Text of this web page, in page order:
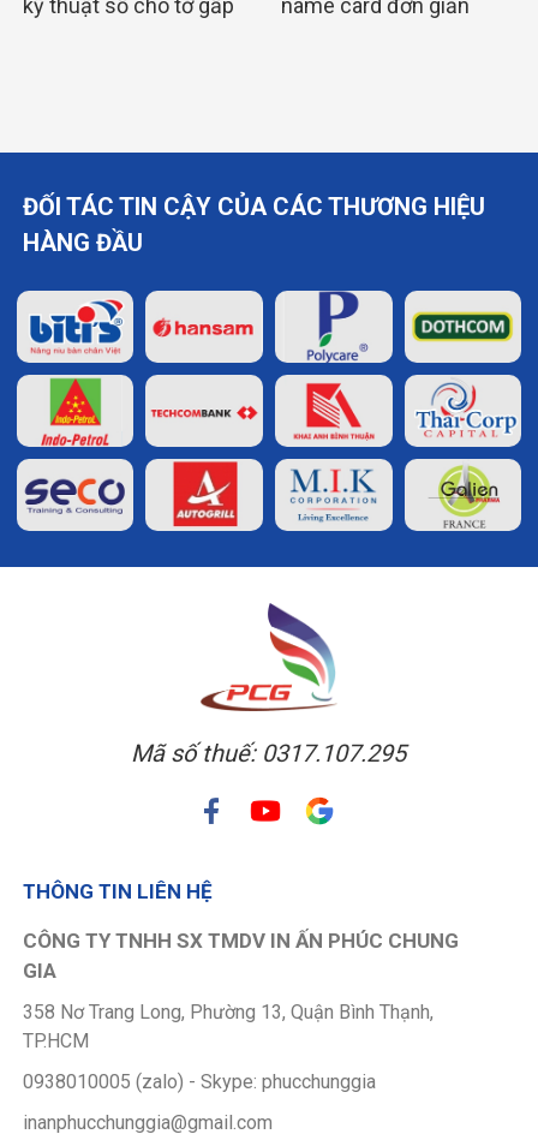
kỹ thuật số cho tờ gấp
name card đơn giản
ĐỐI TÁC TIN CẬY CỦA CÁC THƯƠNG HIỆU
HÀNG ĐẦU
Mã số thuế: 0317.107.295
THÔNG TIN LIÊN HỆ
CÔNG TY TNHH SX TMDV IN ẤN PHÚC CHUNG
GIA
358 Nơ Trang Long, Phường 13, Quận Bình Thạnh,
TP.HCM
0938010005 (zalo) - Skype: phucchunggia
inanphucchunggia@gmail.com